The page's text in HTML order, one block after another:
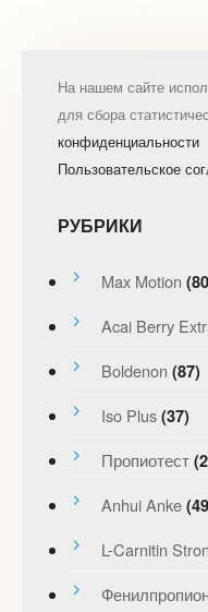
На нашем сайте
для сбора
конфиденциальности
Пользовательское
РУБРИКИ
Max Motion
Acai Berry
Boldenon (87)
Iso Plus (37)
Пропиотест
Anhui Anke
L-Carnitin